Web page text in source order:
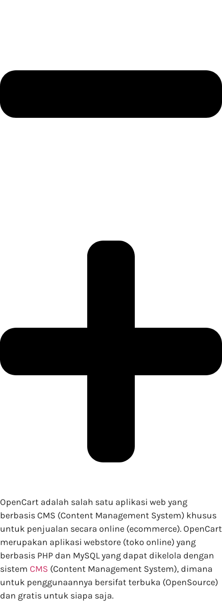
OpenCart adalah salah satu aplikasi web yang
berbasis CMS (Content Management System) khusus
untuk penjualan secara online (ecommerce). OpenCart
merupakan aplikasi webstore (toko online) yang
berbasis PHP dan MySQL yang dapat dikelola dengan
sistem CMS (Content Management System), dimana
untuk penggunaannya bersifat terbuka (OpenSource)
dan gratis untuk siapa saja.